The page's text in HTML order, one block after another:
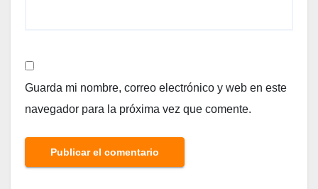
Guarda mi nombre, correo electrónico y web en este
navegador para la próxima vez que comente.